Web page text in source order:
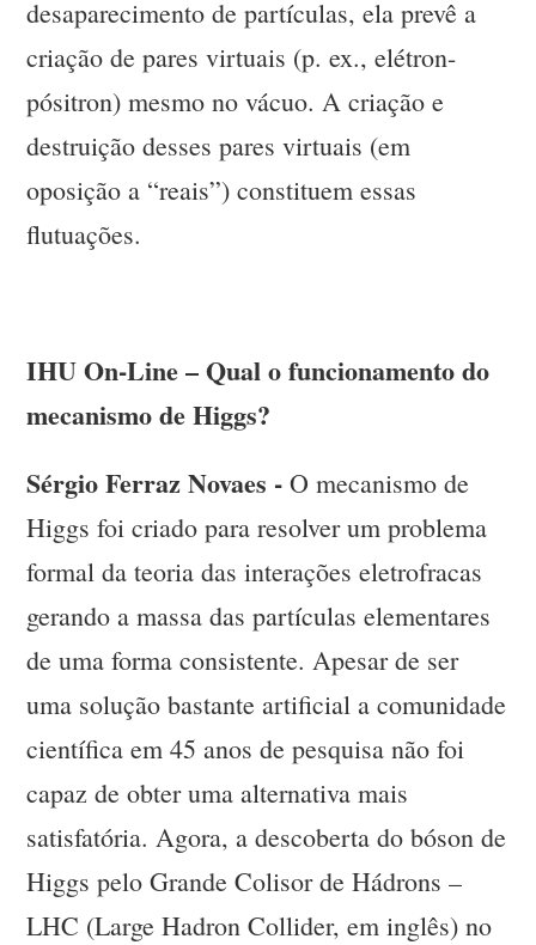
desaparecimento de partículas, ela prevê a
criação de pares virtuais (p. ex., elétron-
pósitron) mesmo no vácuo. A criação e
destruição desses pares virtuais (em
oposição a “reais”) constituem essas
flutuações.
IHU On-Line – Qual o funcionamento do
mecanismo de Higgs?
Sérgio Ferraz Novaes - O mecanismo de
Higgs foi criado para resolver um problema
formal da teoria das interações eletrofracas
gerando a massa das partículas elementares
de uma forma consistente. Apesar de ser
uma solução bastante artificial a comunidade
científica em 45 anos de pesquisa não foi
capaz de obter uma alternativa mais
satisfatória. Agora, a descoberta do bóson de
Higgs pelo Grande Colisor de Hádrons –
LHC (Large Hadron Collider, em inglês) no